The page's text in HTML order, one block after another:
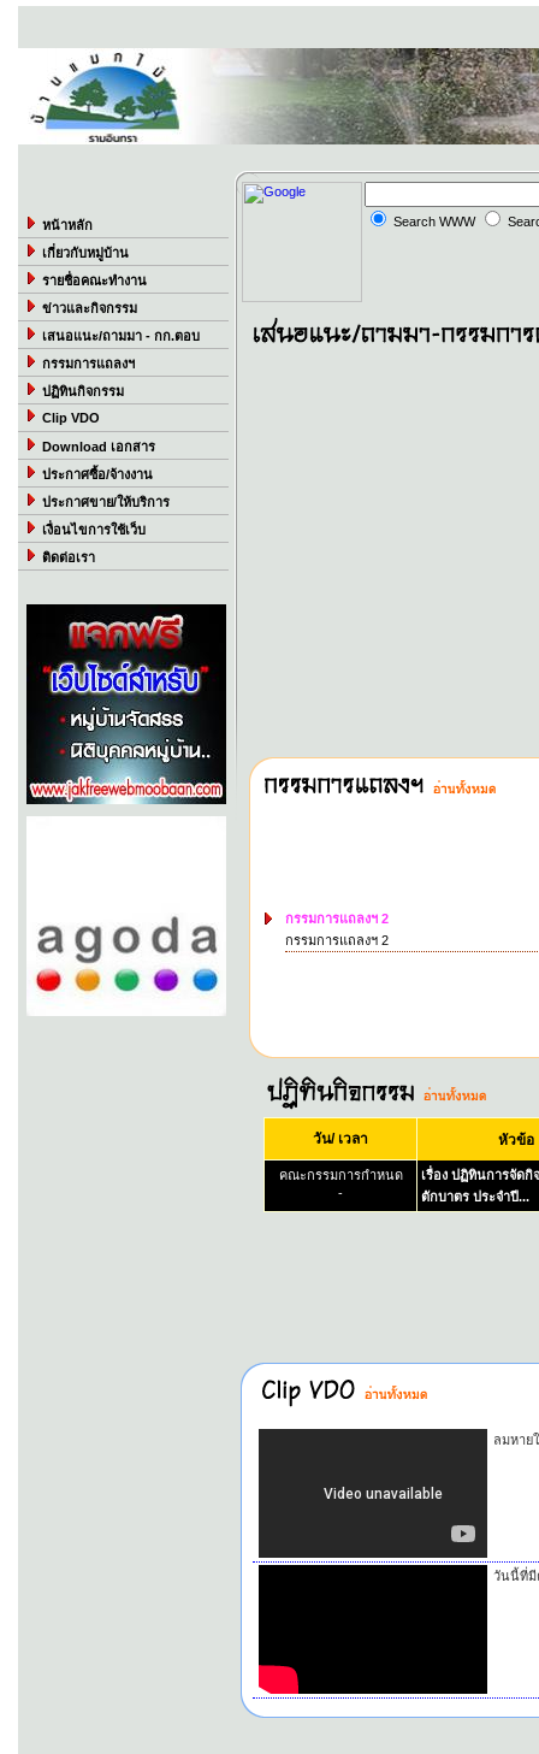
หน้าหลัก
เกี่ยวกับหมู่บ้าน
รายชื่อคณะทำงาน
ข่าวและกิจกรรม
เสนอแนะ/ถามมา - กก.ตอบ
กรรมการแถลงฯ
ปฏิทินกิจกรรม
Clip VDO
Download เอกสาร
ประกาศซื้อ/จ้างงาน
ประกาศขาย/ให้บริการ
เงื่อนไขการใช้เว็บ
ติดต่อเรา
Search WWW
กรรมการแถลงฯ 2
กรรมการแถลงฯ 2
วัน/ เวลา หัวข้อ
คณะกรรมการกำหนด
-
เรื่อง ปฏิทินการจัดกิ
ตักบาตร ประจำปี...
ลมหาย
วันนี้ที่มี